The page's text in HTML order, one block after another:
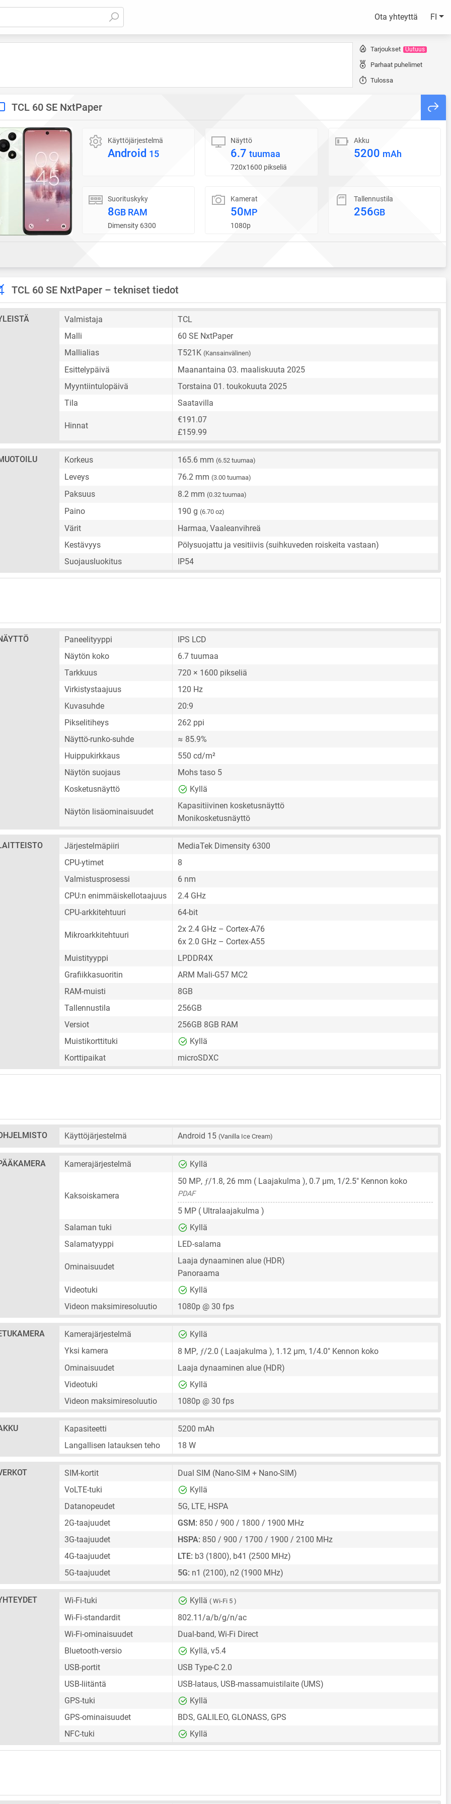
Ota yhteyttä FI
Tarjoukset Uutuus
Parhaat puhelimet
Tulossa
TCL 60 SE NxtPaper
Käyttöjärjestelmä
Android 15
Näyttö
6.7tuumaa
720x1600 pikseliä
Akku
5200 mAh
Suorituskyky
8GB RAM
Dimensity 6300
Kamerat
50MP
1080p
Tallennustila
256GB
TCL 60 SE NxtPaper – tekniset tiedot
Valmistaja
TCL
Malli
60 SE NxtPaper
Mallialias
T521K (Kansainvälinen)
Esittelypäivä
Maanantaina 03. maaliskuuta 2025
Myyntiintulopäivä
Torstaina 01. toukokuuta 2025
Tila
Saatavilla
Hinnat
€191.07
£159.99
Korkeus 165.6 mm (6.52 tuumaa)
Leveys 76.2 mm (3.00 tuumaa)
Paksuus 8.2 mm (0.32 tuumaa)
Paino 190 g (6.70 oz)
Värit
Harmaa, Vaaleanvihreä
Kestävyys
Pölysuojattu ja vesitiivis (suihkuveden roiskeita vastaan)
Suojausluokitus
IP54
Paneelityyppi
IPS LCD
Näytön koko
6.7 tuumaa
Tarkkuus
720 × 1600 pikseliä
Virkistystaajuus
120 Hz
Kuvasuhde
20:9
Pikselitiheys
262 ppi
Näyttö-runko-suhde
≈ 85.9%
Huippukirkkaus
550 cd/m²
Näytön suojaus
Mohs taso 5
Kosketusnäyttö
Kyllä
Näytön lisäominaisuudet
Kapasitiivinen kosketusnäyttö
Monikosketusnäyttö
Järjestelmäpiiri
MediaTek Dimensity 6300
CPU-ytimet
8
Valmistusprosessi
6 nm
CPU:n enimmäiskellotaajuus
2.4 GHz
CPU-arkkitehtuuri
64-bit
Mikroarkkitehtuuri
2x 2.4 GHz – Cortex-A76
6x 2.0 GHz – Cortex-A55
Muistityyppi
LPDDR4X
Grafiikkasuoritin
ARM Mali-G57 MC2
RAM-muisti
8GB
Tallennustila
256GB
Versiot
256GB 8GB RAM
Muistikorttituki
Kyllä
Korttipaikat
microSDXC
Käyttöjärjestelmä Android 15 (Vanilla Ice Cream)
Kamerajärjestelmä Kyllä
Kaksoiskamera
50 MP, ƒ/1.8, 26 mm ( Laajakulma ), 0.7 μm, 1/2.5" Kennon koko
PDAF
5 MP ( Ultralaajakulma )
Salaman tuki
Kyllä
Salamatyyppi
LED-salama
Ominaisuudet
Laaja dynaaminen alue (HDR)
Panoraama
Videotuki
Kyllä
Videon maksimiresoluutio
1080p @ 30 fps
Kamerajärjestelmä
Kyllä
Yksi kamera
8 MP, ƒ/2.0 ( Laajakulma ), 1.12 μm, 1/4.0" Kennon koko
Ominaisuudet
Laaja dynaaminen alue (HDR)
Videotuki
Kyllä
Videon maksimiresoluutio
1080p @ 30 fps
Kapasiteetti
5200 mAh
Langallisen latauksen teho
18 W
SIM-kortit Dual SIM (Nano-SIM + Nano-SIM)
VoLTE-tuki
Kyllä
Datanopeudet
5G, LTE, HSPA
2G-taajuudet
GSM: 850 / 900 / 1800 / 1900 MHz
3G-taajuudet
HSPA: 850 / 900 / 1700 / 1900 / 2100 MHz
4G-taajuudet
LTE: b3 (1800), b41 (2500 MHz)
5G-taajuudet
5G: n1 (2100), n2 (1900 MHz)
Wi-Fi-tuki Kyllä ( Wi-Fi 5 )
Wi-Fi-standardit
802.11/a/b/g/n/ac
Wi-Fi-ominaisuudet
Dual-band, Wi-Fi Direct
Bluetooth-versio
Kyllä, v5.4
USB-portit
USB Type-C 2.0
USB-liitäntä
USB-lataus, USB-massamuistilaite (UMS)
GPS-tuki
Kyllä
GPS-ominaisuudet
BDS, GALILEO, GLONASS, GPS
NFC-tuki
Kyllä